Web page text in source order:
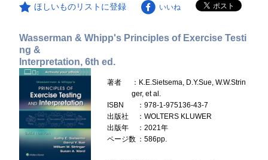
ほしいものリストに登録 いいね
Wasserman & Whipp's Principles of Exercise Testi
ng &
Interpretation, 6th ed.
著者
：K.E.Sietsema, D.Y.Sue, W.W.Strin
ger, et al.
ISBN
：978-1-975136-43-7
出版社
：WOLTERS KLUWER
出版年
：2021年
ページ数 ：586pp.